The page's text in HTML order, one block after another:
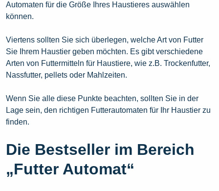
Automaten für die Größe Ihres Haustieres auswählen
können.
Viertens sollten Sie sich überlegen, welche Art von Futter
Sie Ihrem Haustier geben möchten. Es gibt verschiedene
Arten von Futtermitteln für Haustiere, wie z.B. Trockenfutter,
Nassfutter, pellets oder Mahlzeiten.
Wenn Sie alle diese Punkte beachten, sollten Sie in der
Lage sein, den richtigen Futterautomaten für Ihr Haustier zu
finden.
Die Bestseller im Bereich
„Futter Automat“